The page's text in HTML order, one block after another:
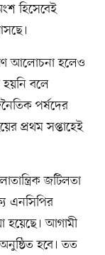
হিসেবেই
আলোচনা হলেও
বলে
পর্ষদের
প্রথম সপ্তাহেই
জটিলতা
এনসিপির
হয়েছে। আগামী
হবে। তত